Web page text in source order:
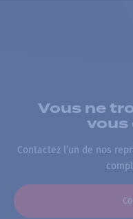
Vous ne
vous
Contactez l’un de nos